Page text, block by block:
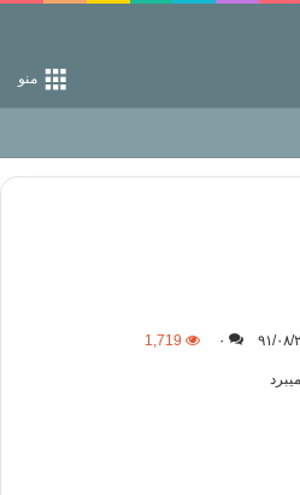
منو
وکناره‌گیری از راه خداست‌!
۰ 1,719